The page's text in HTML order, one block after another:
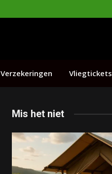
Verzekeringen Vliegtickets
Mis het niet